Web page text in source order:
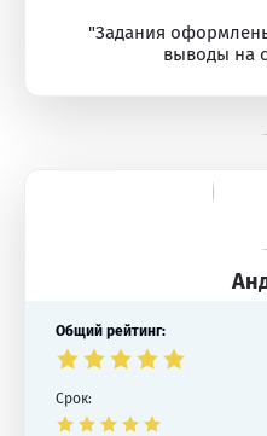
"Задания
выводы на
Общий рейтинг:
Срок: